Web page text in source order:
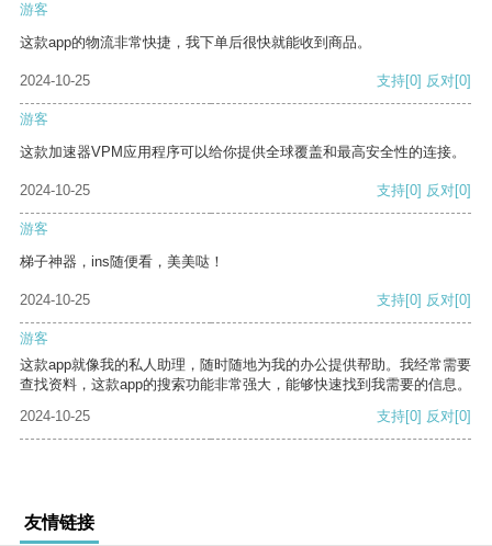
游客
这款app的物流非常快捷，我下单后很快就能收到商品。
2024-10-25 支持[0] 反对[0]
游客
这款加速器VPM应用程序可以给你提供全球覆盖和最高安全性的连接。
2024-10-25 支持[0] 反对[0]
游客
梯子神器，ins随便看，美美哒！
2024-10-25 支持[0] 反对[0]
游客
这款app就像我的私人助理，随时随地为我的办公提供帮助。我经常需要
查找资料，这款app的搜索功能非常强大，能够快速找到我需要的信息。
2024-10-25
支持[0] 反对[0]
友情链接